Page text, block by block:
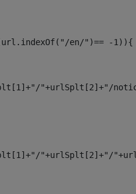
en/")== -1)){
"+urlSplt[2]+"/
"+urlSplt[2]+"/